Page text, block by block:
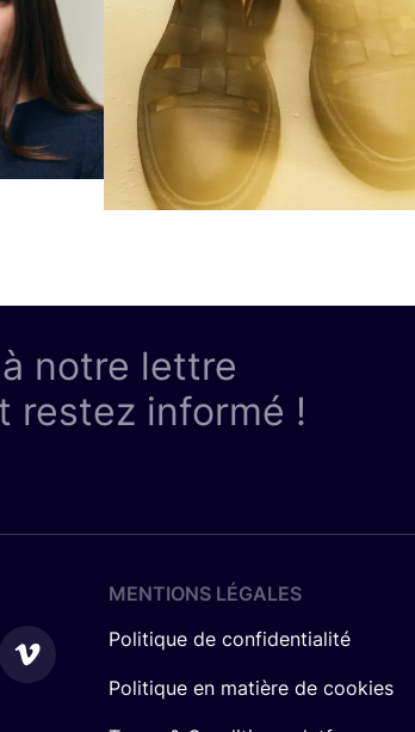
notre lettre
restez informé !
MENTIONS LÉGALES
Politique de confidentialité
Politique en matière de cookies